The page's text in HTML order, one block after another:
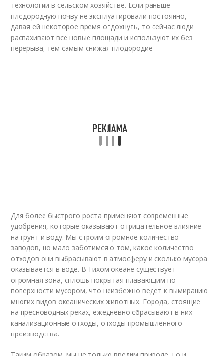
технологии в сельском хозяйстве. Если раньше
плодородную почву не эксплуатировали постоянно,
давая ей некоторое время отдохнуть, то сейчас люди
распахивают все новые площади и используют их без
перерыва, тем самым снижая плодородие.
Для более быстрого роста применяют современные
удобрения, которые оказывают отрицательное влияние
на грунт и воду. Мы строим огромное количество
заводов, но мало заботимся о том, какое количество
отходов они выбрасывают в атмосферу и сколько мусора
оказывается в воде. В Тихом океане существует
огромная зона, сплошь покрытая плавающим по
поверхности мусором, что неизбежно ведет к вымиранию
многих видов океанических животных. Города, стоящие
на пресноводных реках, ежедневно сбрасывают в них
канализационные отходы, отходы промышленного
производства.